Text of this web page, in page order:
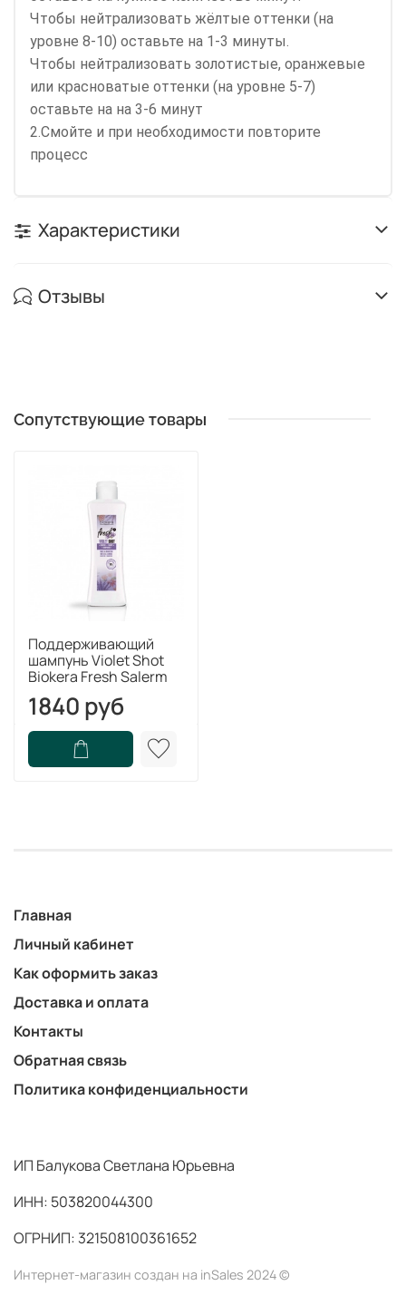
Чтобы нейтрализовать жёлтые оттенки (на
уровне 8-10) оставьте на 1-3 минуты.
Чтобы нейтрализовать золотистые, оранжевые
или красноватые оттенки (на уровне 5-7)
оставьте на на 3-6 минут
2.Смойте и при необходимости повторите
процесс
Характеристики
Отзывы
Сопутствующие товары
Поддерживающий
шампунь Violet Shot
Biokera Fresh Salerm
1840 руб
Главная
Личный кабинет
Как оформить заказ
Доставка и оплата
Контакты
Обратная связь
Политика конфиденциальности
ИП Балукова Светлана Юрьевна
ИНН: 503820044300
ОГРНИП: 321508100361652
Интернет-магазин создан на inSales 2024 ©